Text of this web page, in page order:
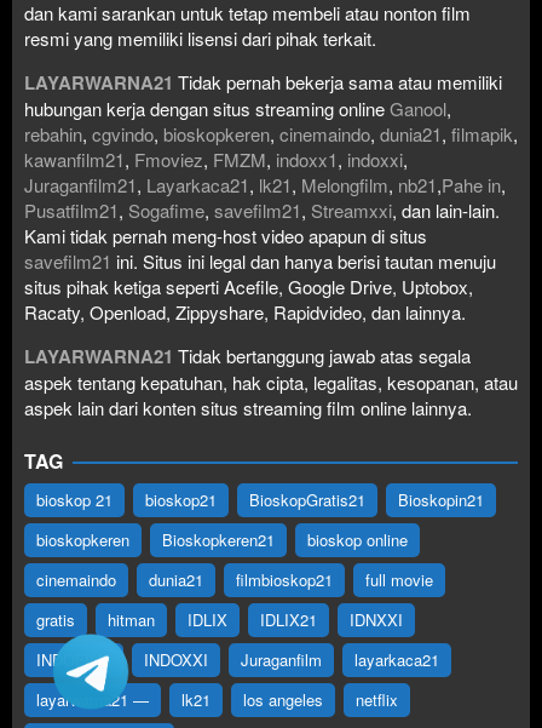
dan kami sarankan untuk tetap membeli atau nonton film
resmi yang memiliki lisensi dari pihak terkait.
LAYARWARNA21 Tidak pernah bekerja sama atau memiliki
hubungan kerja dengan situs streaming onlineGanool,
rebahin, cgvindo, bioskopkeren, cinemaindo, dunia21, filmapik,
kawanfilm21, Fmoviez, FMZM, indoxx1, indoxxi,
Juraganfilm21, Layarkaca21, lk21, Melongfilm, nb21,Pahe in,
Pusatfilm21, Sogafime, savefilm21, Streamxxi, dan lain-lain.
Kami tidak pernah meng-host video apapun di situs
savefilm21 ini. Situs ini legal dan hanya berisi tautan menuju
situs pihak ketiga seperti Acefile, Google Drive, Uptobox,
Racaty, Openload, Zippyshare, Rapidvideo, dan lainnya.
LAYARWARNA21 Tidak bertanggung jawab atas segala
aspek tentang kepatuhan, hak cipta, legalitas, kesopanan, atau
aspek lain dari konten situs streaming film online lainnya.
TAG
bioskop 21 bioskop21 BioskopGratis21
Bioskopin21
bioskopkeren
Bioskopkeren21
bioskop online
cinemaindo
dunia21 filmbioskop21
full movie
gratis
hitman IDLIX IDLIX21
IDNXXI
INDOFILM
INDOXXI Juraganfilm
layarkaca21
layarwarna21 —
lk21 los angeles
netflix